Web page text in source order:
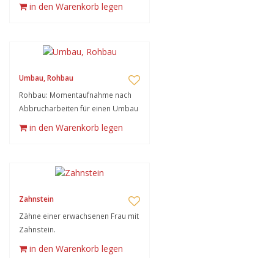
in den Warenkorb legen
Umbau, Rohbau
Rohbau: Momentaufnahme nach
Abbrucharbeiten für einen Umbau
in den Warenkorb legen
Zahnstein
Zähne einer erwachsenen Frau mit
Zahnstein.
in den Warenkorb legen